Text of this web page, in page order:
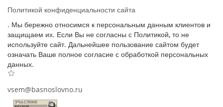
Политикой конфиденциальности сайта
. Мы бережно относимся к персональным данным клиентов и
защищаем их. Если Вы не согласны с Политикой, то не
используйте сайт. Дальнейшее пользование сайтом будет
означать Ваше полное согласие с обработкой персональных
данных.
vsem@basnoslovno.ru